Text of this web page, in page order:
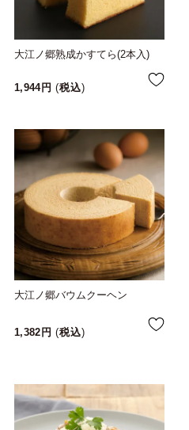
大江ノ郷熟成かすてら(2本入)
1,944 税込
大江ノ郷バウムクーヘン
1,382 税込